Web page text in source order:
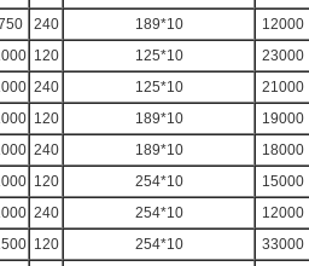
240 189*10 12000
120 125*10 23000
240 125*10 21000
120 189*10 19000
240 189*10 18000
120 254*10 15000
240 254*10 12000
120 254*10 33000